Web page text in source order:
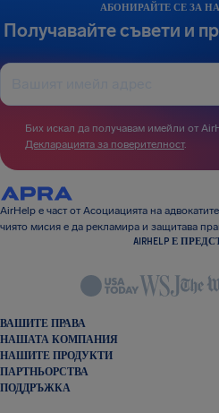
АБОНИРАЙТЕ СЕ ЗА
Получавайте съвети и
Бих искал да получавам имейли от
Декларацията за поверителност.
AirHelp е част от Асоциацията на
чиято мисия е да рекламира и защитава
AIRHELP Е
ВАШИТЕ ПРАВА
НАШАТА КОМПАНИЯ
НАШИТЕ ПРОДУКТИ
ПАРТНЬОРСТВА
ПОДДРЪЖКА